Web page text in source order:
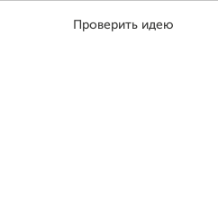
Проверить идею